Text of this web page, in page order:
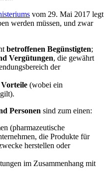
vom 29. Mai 2017 legt
werden müssen, und zwar
betroffenen Begünstigten;
Vergütungen, die gewährt
der
(wobei ein
Personen sind zum einen:
(pharmazeutische
die Produkte für
herstellen oder
im Zusammenhang mit